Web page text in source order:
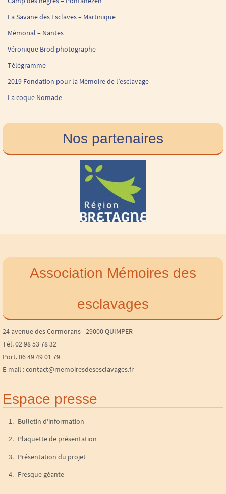
La Savane des Esclaves – Martinique
Mémorial – Nantes
Véronique Brod photographe
Télégramme
2019 Fondation pour la Mémoire de l’esclavage
La coque Nomade
Nos partenaires
Association Mémoires des
esclavages
24 avenue des Cormorans - 29000 QUIMPER
Port. 06 49 49 01 79
Espace presse